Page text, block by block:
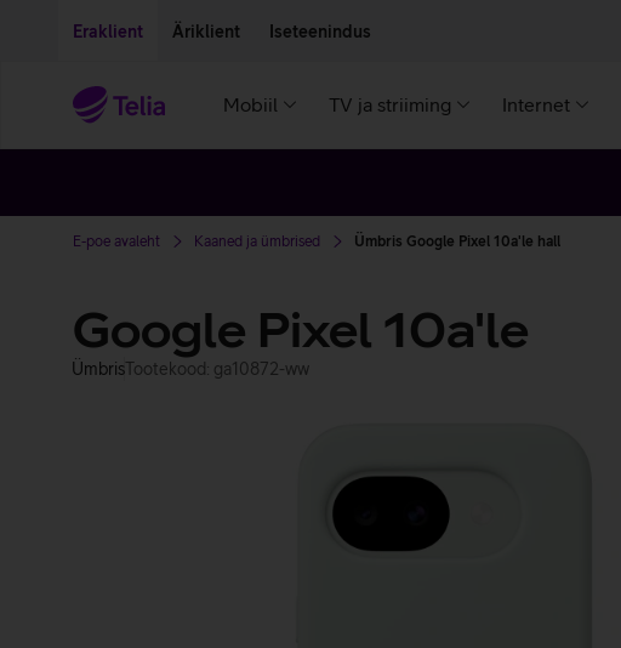
Eraklient Äriklient Iseteenindus
Mobiil TV ja striiming Internet
E-poe avaleht Kaaned ja ümbrised Ümbris Google Pixel 10a'le hall
Google Pixel 10a'le
ÜmbrisTootekood: ga10872-ww